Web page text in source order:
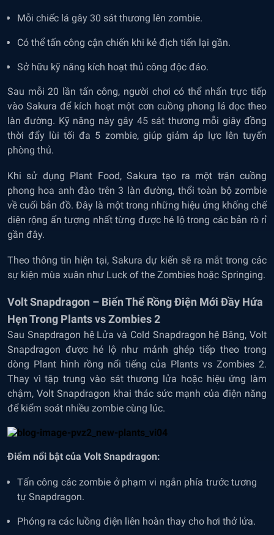
Mỗi chiếc lá gây 30 sát thương lên zombie.
Có thể tấn công cận chiến khi kẻ địch tiến lại gần.
Sở hữu kỹ năng kích hoạt thủ công độc đáo.
Sau mỗi 20 lần tấn công, người chơi có thể nhấn trực tiếp
vào Sakura để kích hoạt một cơn cuồng phong lá dọc theo
làn đường. Kỹ năng này gây 45 sát thương mỗi giây đồng
thời đẩy lùi tối đa 5 zombie, giúp giảm áp lực lên tuyến
phòng thủ.
Khi sử dụng Plant Food, Sakura tạo ra một trận cuồng
phong hoa anh đào trên 3 làn đường, thổi toàn bộ zombie
về cuối bản đồ. Đây là một trong những hiệu ứng khống chế
diện rộng ấn tượng nhất từng được hé lộ trong các bản rò rỉ
gần đây.
Theo thông tin hiện tại, Sakura dự kiến sẽ ra mắt trong các
sự kiện mùa xuân như Luck of the Zombies hoặc Springing.
Volt Snapdragon – Biến Thể Rồng Điện Mới Đầy Hứa
Hẹn Trong Plants vs Zombies 2
Sau Snapdragon hệ Lửa và Cold Snapdragon hệ Băng, Volt
Snapdragon được hé lộ như mảnh ghép tiếp theo trong
dòng Plant hình rồng nổi tiếng của Plants vs Zombies 2.
Thay vì tập trung vào sát thương lửa hoặc hiệu ứng làm
chậm, Volt Snapdragon khai thác sức mạnh của điện năng
để kiểm soát nhiều zombie cùng lúc.
Điểm nổi bật của Volt Snapdragon:
Tấn công các zombie ở phạm vi ngắn phía trước tương
tự Snapdragon.
Phóng ra các luồng điện liên hoàn thay cho hơi thở lửa.